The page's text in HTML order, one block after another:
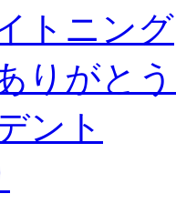
トニング
りがと
ント